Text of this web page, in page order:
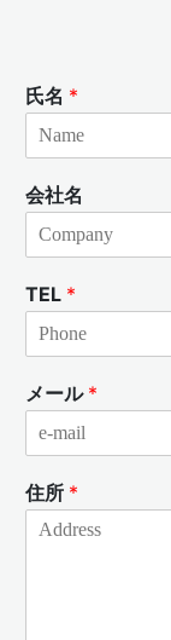
氏名 *
会社名
TEL *
メール *
住所 *